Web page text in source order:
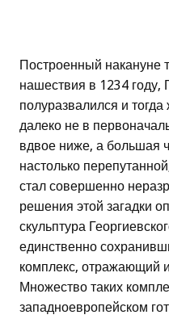
Построенный накануне
нашествия в 1234 году,
полуразвалился и
далеко не в
вдвое ниже, а большая
настолько
стал совершенно
решения этой загадки
скульптура
единственно
комплекс, отражающий
Множество таких
западноевропейском